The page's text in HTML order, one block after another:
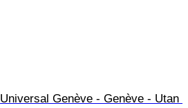
Universal Genève - Genève - Utan